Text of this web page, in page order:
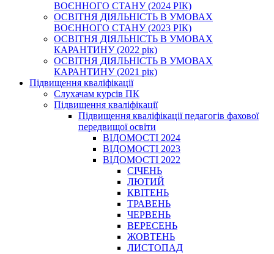
ВОЄННОГО СТАНУ (2024 РІК)
ОСВІТНЯ ДІЯЛЬНІСТЬ В УМОВАХ
ВОЄННОГО СТАНУ (2023 РІК)
ОСВІТНЯ ДІЯЛЬНІСТЬ В УМОВАХ
КАРАНТИНУ (2022 рік)
ОСВІТНЯ ДІЯЛЬНІСТЬ В УМОВАХ
КАРАНТИНУ (2021 рік)
Підвищення кваліфікації
Слухачам курсів ПК
Підвищення кваліфікації
Підвищення кваліфікації педагогів фахової
передвищої освіти
ВІДОМОСТІ 2024
ВІДОМОСТІ 2023
ВІДОМОСТІ 2022
СІЧЕНЬ
ЛЮТИЙ
КВІТЕНЬ
ТРАВЕНЬ
ЧЕРВЕНЬ
ВЕРЕСЕНЬ
ЖОВТЕНЬ
ЛИСТОПАД